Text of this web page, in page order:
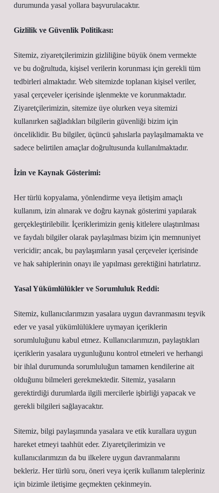
durumunda yasal yollara başvurulacaktır.
Gizlilik ve Güvenlik Politikası:
Sitemiz, ziyaretçilerimizin gizliliğine büyük önem vermekte
ve bu doğrultuda, kişisel verilerin korunması için gerekli tüm
tedbirleri almaktadır. Web sitemizde toplanan kişisel veriler,
yasal çerçeveler içerisinde işlenmekte ve korunmaktadır.
Ziyaretçilerimizin, sitemize üye olurken veya sitemizi
kullanırken sağladıkları bilgilerin güvenliği bizim için
önceliklidir. Bu bilgiler, üçüncü şahıslarla paylaşılmamakta ve
sadece belirtilen amaçlar doğrultusunda kullanılmaktadır.
İzin ve Kaynak Gösterimi:
Her türlü kopyalama, yönlendirme veya iletişim amaçlı
kullanım, izin alınarak ve doğru kaynak gösterimi yapılarak
gerçekleştirilebilir. İçeriklerimizin geniş kitlelere ulaştırılması
ve faydalı bilgiler olarak paylaşılması bizim için memnuniyet
vericidir; ancak, bu paylaşımların yasal çerçeveler içerisinde
ve hak sahiplerinin onayı ile yapılması gerektiğini hatırlatırız.
Yasal Yükümlülükler ve Sorumluluk Reddi:
Sitemiz, kullanıcılarımızın yasalara uygun davranmasını teşvik
eder ve yasal yükümlülüklere uymayan içeriklerin
sorumluluğunu kabul etmez. Kullanıcılarımızın, paylaştıkları
içeriklerin yasalara uygunluğunu kontrol etmeleri ve herhangi
bir ihlal durumunda sorumluluğun tamamen kendilerine ait
olduğunu bilmeleri gerekmektedir. Sitemiz, yasaların
gerektirdiği durumlarda ilgili mercilerle işbirliği yapacak ve
gerekli bilgileri sağlayacaktır.
Sitemiz, bilgi paylaşımında yasalara ve etik kurallara uygun
hareket etmeyi taahhüt eder. Ziyaretçilerimizin ve
kullanıcılarımızın da bu ilkelere uygun davranmalarını
bekleriz. Her türlü soru, öneri veya içerik kullanım talepleriniz
için bizimle iletişime geçmekten çekinmeyin.